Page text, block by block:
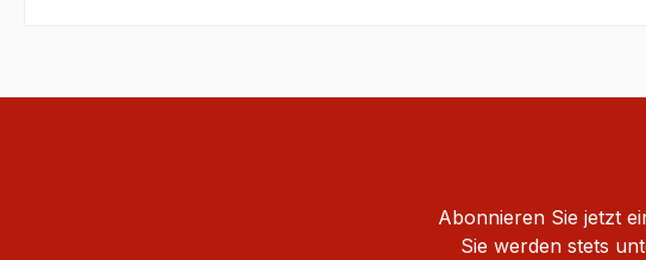
Abonnieren Sie jetzt
Sie werden stets